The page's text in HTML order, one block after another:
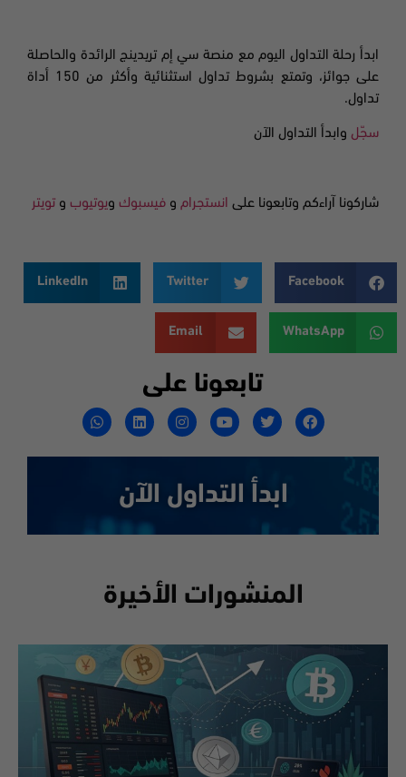
ابدأ رحلة التداول اليوم مع منصة سي إم تريدينج الرائدة والحاصلة
على جوائز، وتمتع بشروط تداول استثنائية
وأكثر من 150 أداة
تداول.
سجّل وابدأ التداول الآن
شاركونا آراءكم وتابعونا على انستجرام و فيسبوك ويوتيوب و تويتر
Facebook
Twitter
LinkedIn
WhatsApp
Email
تابعونا على
ابدأ التداول الآن
المنشورات الأخيرة